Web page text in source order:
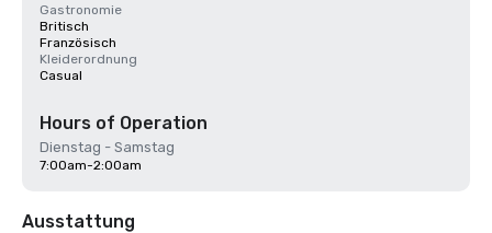
Gastronomie
Britisch
Französisch
Kleiderordnung
Casual
Hours of Operation
Dienstag - Samstag
7:00am-2:00am
Ausstattung